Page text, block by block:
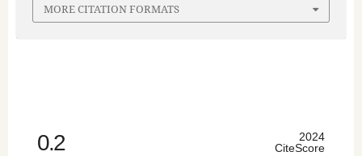
MORE CITATION FORMATS
0.2
2024
CiteScore